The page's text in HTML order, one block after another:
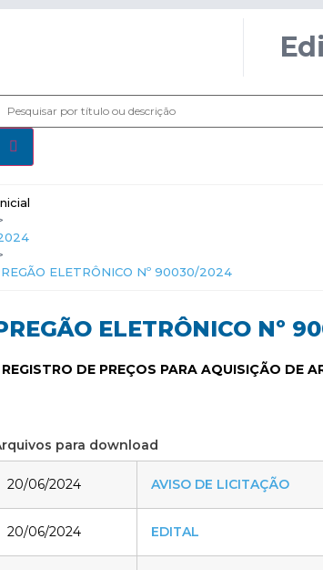
ELETRÔNICO Nº 90030/2024
ELETRÔNICO Nº
REGISTRO DE PREÇOS PARA AQUISIÇÃO DE
para download
20/06/2024 AVISO DE LICITAÇÃO
20/06/2024 EDITAL